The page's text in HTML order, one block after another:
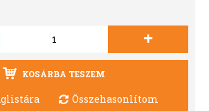
+
KOSÁRBA TESZEM
Összehasonlítom